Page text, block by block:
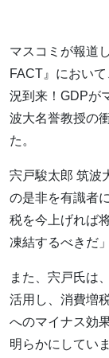
マスコミが報道
FACT』におい
況到来！GDPが
波大名誉教授の
た。
宍戸駿太郎 筑波
の是非を有識者
税を今上げれば
凍結するべきだ
また、宍戸氏は
活用し、消費増
へのマイナス効
明らかにしてい